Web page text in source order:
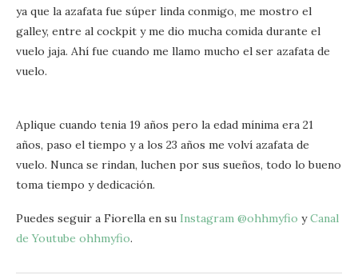
ya que la azafata fue súper linda conmigo, me mostro el
galley, entre al cockpit y me dio mucha comida durante el
vuelo jaja. Ahí fue cuando me llamo mucho el ser azafata de
vuelo.
Aplique cuando tenia 19 años pero la edad mínima era 21
años, paso el tiempo y a los 23 años me volví azafata de
vuelo. Nunca se rindan, luchen por sus sueños, todo lo bueno
toma tiempo y dedicación.
Puedes seguir a Fiorella en su Instagram @ohhmyfio yCanal
de Youtube ohhmyfio.